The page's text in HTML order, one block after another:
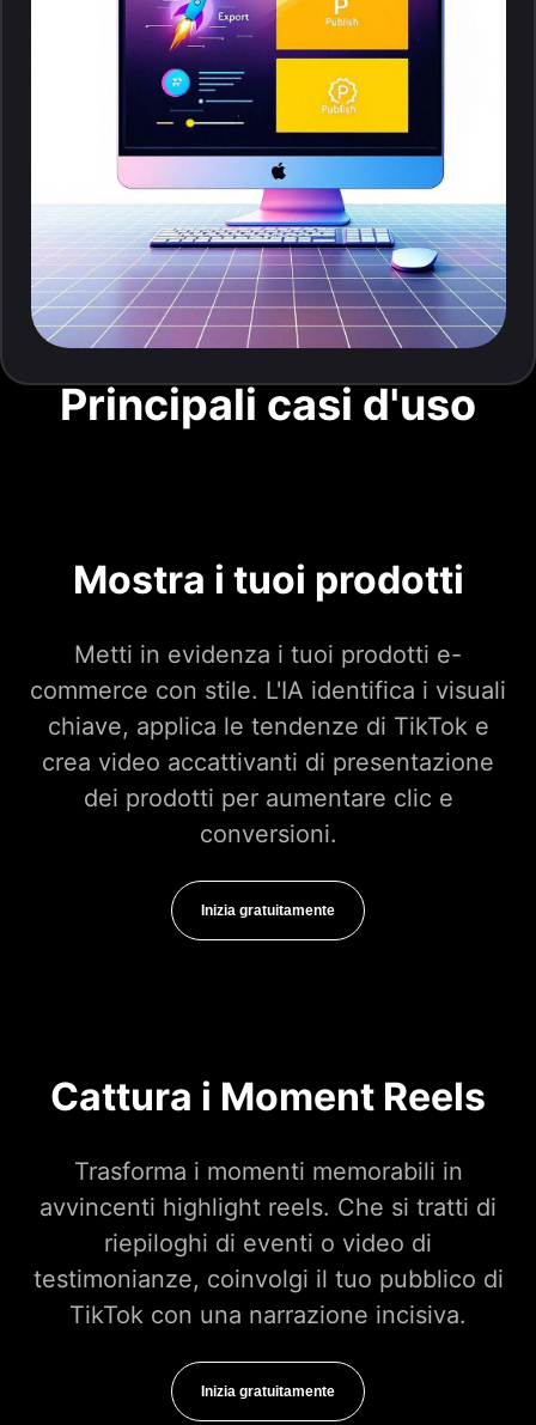
Principali casi d'uso
Mostra i tuoi prodotti
Metti in evidenza i tuoi prodotti e-
commerce con stile. L'IA identifica i visuali
chiave, applica le tendenze di TikTok e
crea video accattivanti di presentazione
dei prodotti per aumentare clic e
conversioni.
Inizia gratuitamente
Cattura i Moment Reels
Trasforma i momenti memorabili in
avvincenti highlight reels. Che si tratti di
riepiloghi di eventi o video di
testimonianze, coinvolgi il tuo pubblico di
TikTok con una narrazione incisiva.
Inizia gratuitamente